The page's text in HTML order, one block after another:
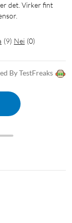
det. Virker fint
(9) Nei (0)
By TestFreaks